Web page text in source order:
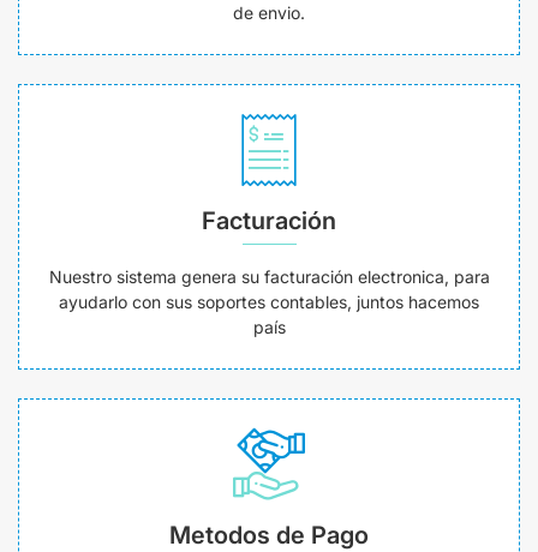
de envio.
Facturación
Nuestro sistema genera su facturación electronica, para
ayudarlo con sus soportes contables, juntos hacemos
país
Metodos de Pago